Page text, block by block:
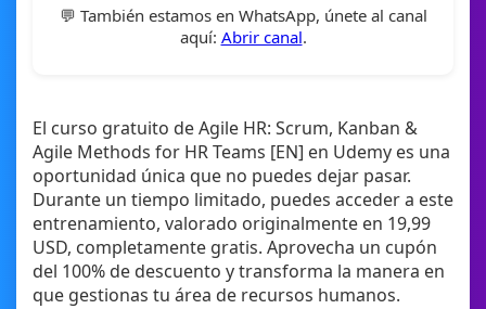
💬 También estamos en WhatsApp, únete al canal
aquí: Abrir canal.
El curso gratuito de Agile HR: Scrum, Kanban &
Agile Methods for HR Teams [EN] en Udemy es una
oportunidad única que no puedes dejar pasar.
Durante un tiempo limitado, puedes acceder a este
entrenamiento, valorado originalmente en 19,99
USD, completamente gratis. Aprovecha un cupón
del 100% de descuento y transforma la manera en
que gestionas tu área de recursos humanos.